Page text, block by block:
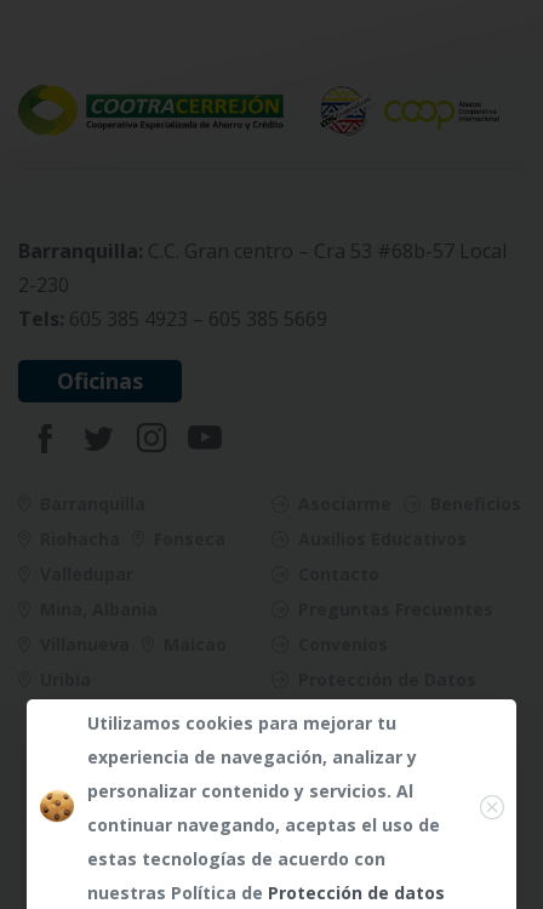
Barranquilla: C.C. Gran centro – Cra 53 #68b-57 Local
2-230
Tels: 605 385 4923 – 605 385 5669
Oficinas
Riesgos
¿Dudas?Any te
atenderá
¿Dudas?Any te
atenderá
Utilizamos cookies para mejorar tu
experiencia de navegación, analizar y
personalizar contenido y servicios. Al
continuar navegando, aceptas el uso de
estas tecnologías de acuerdo con
nuestras Política de Protección de datos
Close